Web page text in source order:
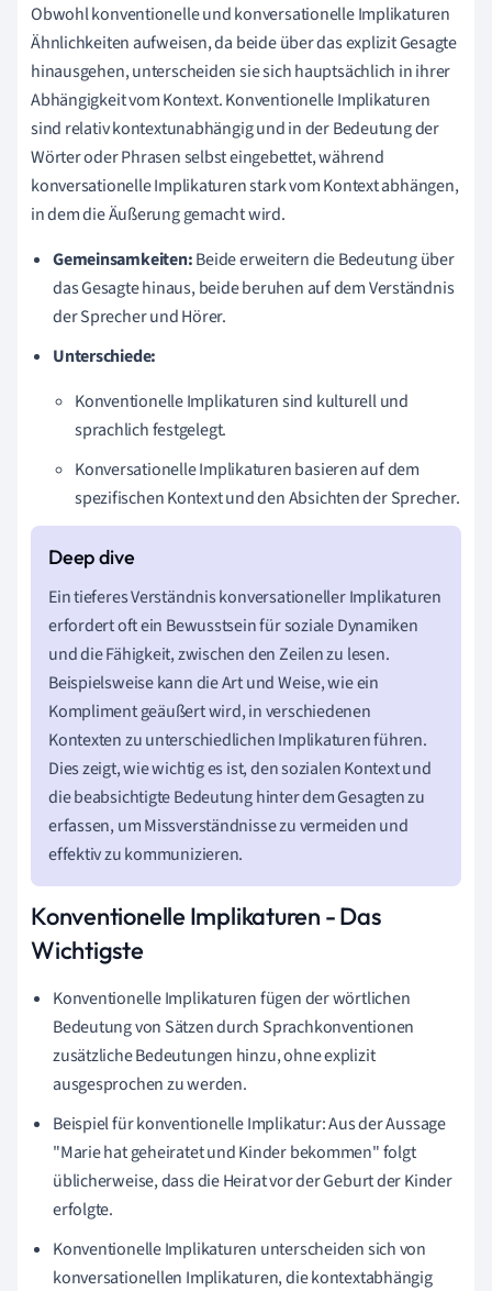
Obwohl konventionelle und konversationelle Implikaturen
Ähnlichkeiten aufweisen, da beide über das explizit Gesagte
hinausgehen, unterscheiden sie sich hauptsächlich in ihrer
Abhängigkeit vom Kontext. Konventionelle Implikaturen
sind relativ kontextunabhängig und in der Bedeutung der
Wörter oder Phrasen selbst eingebettet, während
konversationelle Implikaturen stark vom Kontext abhängen,
in dem die Äußerung gemacht wird.
Gemeinsamkeiten:Beide erweitern die Bedeutung über
das Gesagte hinaus, beide beruhen auf dem Verständnis
der Sprecher und Hörer.
Unterschiede:
Konventionelle Implikaturen sind kulturell und
sprachlich festgelegt.
Konversationelle Implikaturen basieren auf dem
spezifischen Kontext und den Absichten der Sprecher.
Ein tieferes Verständnis konversationeller Implikaturen
erfordert oft ein Bewusstsein für soziale Dynamiken
und die Fähigkeit, zwischen den Zeilen zu lesen.
Beispielsweise kann die Art und Weise, wie ein
Kompliment geäußert wird, in verschiedenen
Kontexten zu unterschiedlichen Implikaturen führen.
Dies zeigt, wie wichtig es ist, den sozialen Kontext und
die beabsichtigte Bedeutung hinter dem Gesagten zu
erfassen, um Missverständnisse zu vermeiden und
effektiv zu kommunizieren.
Konventionelle Implikaturen - Das
Wichtigste
Konventionelle Implikaturen fügen der wörtlichen
Bedeutung von Sätzen durch Sprachkonventionen
zusätzliche Bedeutungen hinzu, ohne explizit
ausgesprochen zu werden.
Beispiel für konventionelle Implikatur: Aus der Aussage
"Marie hat geheiratet und Kinder bekommen" folgt
üblicherweise, dass die Heirat vor der Geburt der Kinder
erfolgte.
Konventionelle Implikaturen unterscheiden sich von
konversationellen Implikaturen, die kontextabhängig